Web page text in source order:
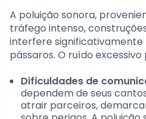
A poluição sonora,
tráfego intenso,
interfere significativamente
pássaros. O ruído
Dificuldades de
dependem de seus
atrair parceiros,